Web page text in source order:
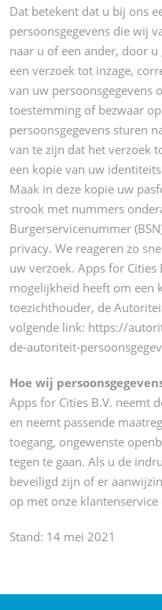
Dat betekent dat u bij ons
persoonsgegevens die wij
naar u of een ander, door
een verzoek tot inzage,
van uw persoonsgegevens
toestemming of bezwaar
persoonsgegevens sturen
van te zijn dat het verzoek
een kopie van uw
Maak in deze kopie uw
strook met nummers
Burgerservicenummer
privacy. We reageren zo
uw verzoek. Apps for
mogelijkheid heeft om een
toezichthouder, de
volgende link: https://
de-autoriteit-
Hoe wij
Apps for Cities B.V. neemt
en neemt passende
toegang, ongewenste
tegen te gaan. Als u de
beveiligd zijn of er
op met onze klantenservice
Stand: 14 mei 2021